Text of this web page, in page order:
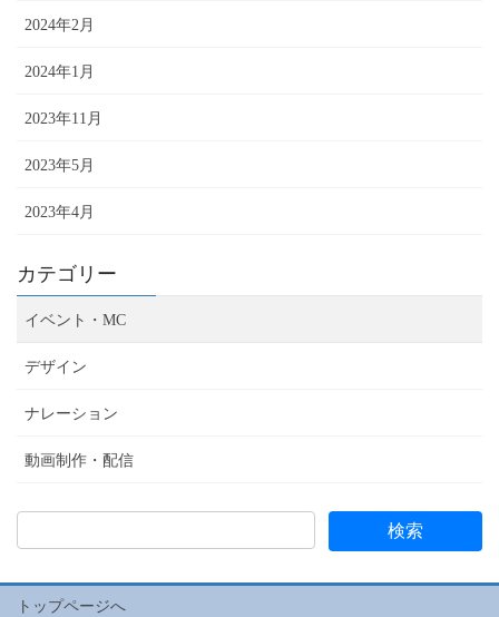
2024年2月
2024年1月
2023年11月
2023年5月
2023年4月
カテゴリー
イベント・MC
デザイン
ナレーション
動画制作・配信
トップページへ